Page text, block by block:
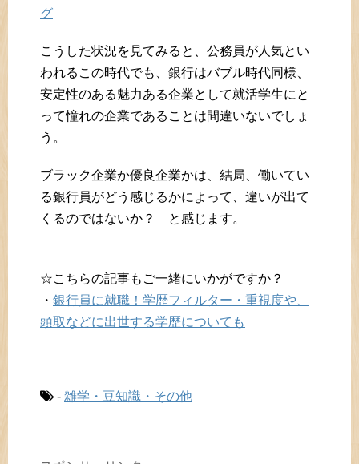
グ
こうした状況を見てみると、公務員が人気とい
われるこの時代でも、銀行はバブル時代同様、
安定性のある魅力ある企業として就活学生にと
って憧れの企業であることは間違いないでしょ
う。
ブラック企業か優良企業かは、結局、働いてい
る銀行員がどう感じるかによって、違いが出て
くるのではないか？ と感じます。
☆こちらの記事もご一緒にいかがですか？
・ 銀行員に就職！学歴フィルター・重視度や、
頭取などに出世する学歴についても
- 雑学・豆知識・その他